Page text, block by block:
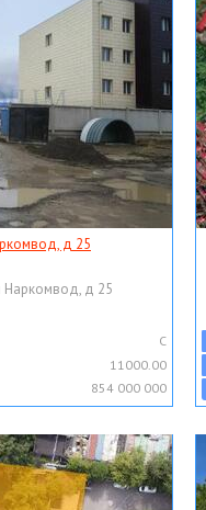
д 25
Наркомвод, д 25
C
11000.00
854 000 000